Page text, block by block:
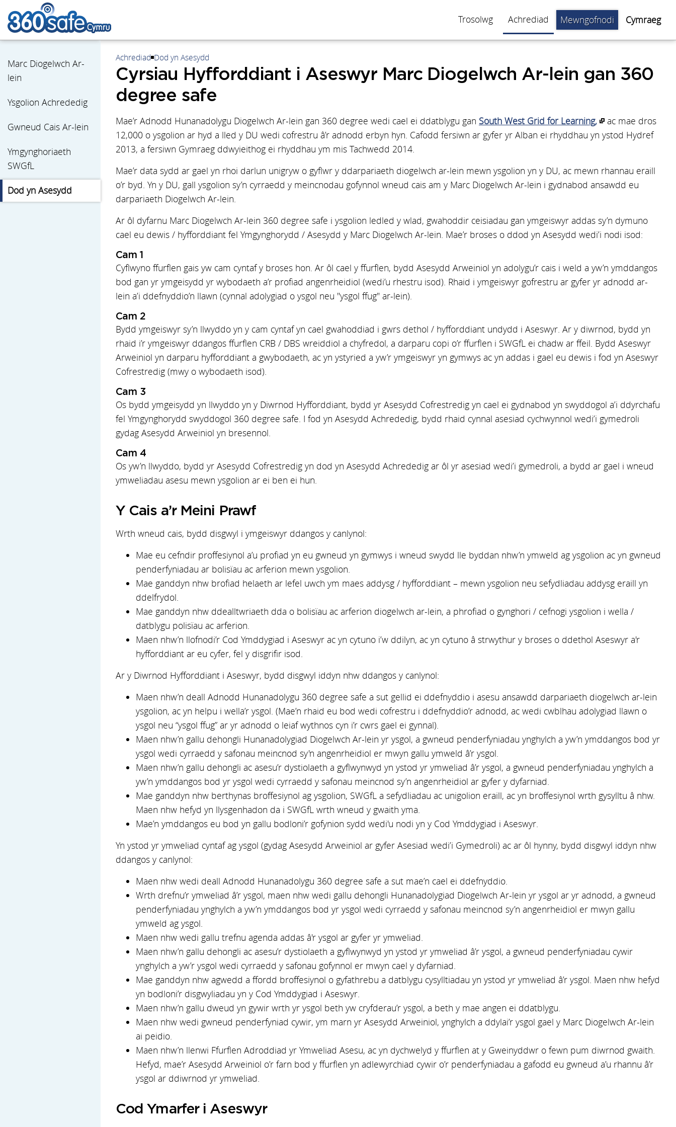
Trosolwg Achrediad Mewngofnodi Cymraeg
Marc Diogelwch Ar-
lein
Ysgolion Achrededig
Gwneud Cais Ar-lein
Ymgynghoriaeth
SWGfL
Dod yn Asesydd
Achrediad Dod yn Asesydd
Cyrsiau Hyfforddiant i Aseswyr Marc Diogelwch Ar-lein gan 360
degree safe
Mae’r Adnodd Hunanadolygu Diogelwch Ar-lein gan 360 degree wedi cael ei ddatblygu gan South West Grid for Learning,
ac mae dros
12,000 o ysgolion ar hyd a lled y DU wedi cofrestru â’r adnodd erbyn hyn. Cafodd fersiwn ar gyfer yr Alban ei rhyddhau yn ystod Hydref
2013, a fersiwn Gymraeg ddwyieithog ei rhyddhau ym mis Tachwedd 2014.
Mae’r data sydd ar gael yn rhoi darlun unigryw o gyflwr y ddarpariaeth diogelwch ar-lein mewn ysgolion yn y DU, ac mewn rhannau eraill
o’r byd. Yn y DU, gall ysgolion sy’n cyrraedd y meincnodau gofynnol wneud cais am y Marc Diogelwch Ar-lein i gydnabod ansawdd eu
darpariaeth Diogelwch Ar-lein.
Ar ôl dyfarnu Marc Diogelwch Ar-lein 360 degree safe i ysgolion ledled y wlad, gwahoddir ceisiadau gan ymgeiswyr addas sy’n dymuno
cael eu dewis / hyfforddiant fel Ymgynghorydd / Asesydd y Marc Diogelwch Ar-lein. Mae’r broses o ddod yn Asesydd wedi’i nodi isod:
Cam 1
Cyflwyno ffurflen gais yw cam cyntaf y broses hon. Ar ôl cael y ffurflen, bydd Asesydd Arweiniol yn adolygu’r cais i weld a yw’n ymddangos
bod gan yr ymgeisydd yr wybodaeth a’r profiad angenrheidiol (wedi’u rhestru isod). Rhaid i ymgeiswyr gofrestru ar gyfer yr adnodd ar-
lein a’i ddefnyddio’n llawn (cynnal adolygiad o ysgol neu "ysgol ffug" ar-lein).
Cam 2
Bydd ymgeiswyr sy’n llwyddo yn y cam cyntaf yn cael gwahoddiad i gwrs dethol / hyfforddiant undydd i Aseswyr. Ar y diwrnod, bydd yn
rhaid i’r ymgeiswyr ddangos ffurflen CRB / DBS wreiddiol a chyfredol, a darparu copi o’r ffurflen i SWGfL ei chadw ar ffeil. Bydd Aseswyr
Arweiniol yn darparu hyfforddiant a gwybodaeth, ac yn ystyried a yw’r ymgeiswyr yn gymwys ac yn addas i gael eu dewis i fod yn Aseswyr
Cofrestredig (mwy o wybodaeth isod).
Cam 3
Os bydd ymgeisydd yn llwyddo yn y Diwrnod Hyfforddiant, bydd yr Asesydd Cofrestredig yn cael ei gydnabod yn swyddogol a’i ddyrchafu
fel Ymgynghorydd swyddogol 360 degree safe. I fod yn Asesydd Achrededig, bydd rhaid cynnal asesiad cychwynnol wedi’i gymedroli
gydag Asesydd Arweiniol yn bresennol.
Cam 4
Os yw’n llwyddo, bydd yr Asesydd Cofrestredig yn dod yn Asesydd Achrededig ar ôl yr asesiad wedi’i gymedroli, a bydd ar gael i wneud
ymweliadau asesu mewn ysgolion ar ei ben ei hun.
Y Cais a’r Meini Prawf
Wrth wneud cais, bydd disgwyl i ymgeiswyr ddangos y canlynol:
Mae eu cefndir proffesiynol a’u profiad yn eu gwneud yn gymwys i wneud swydd lle byddan nhw’n ymweld ag ysgolion ac yn gwneud
penderfyniadau ar bolisïau ac arferion mewn ysgolion.
Mae ganddyn nhw brofiad helaeth ar lefel uwch ym maes addysg / hyfforddiant – mewn ysgolion neu sefydliadau addysg eraill yn
ddelfrydol.
Mae ganddyn nhw ddealltwriaeth dda o bolisïau ac arferion diogelwch ar-lein, a phrofiad o gynghori / cefnogi ysgolion i wella /
datblygu polisïau ac arferion.
Maen nhw’n llofnodi’r Cod Ymddygiad i Aseswyr ac yn cytuno i’w ddilyn, ac yn cytuno â strwythur y broses o ddethol Aseswyr a'r
hyfforddiant ar eu cyfer, fel y disgrifir isod.
Ar y Diwrnod Hyfforddiant i Aseswyr, bydd disgwyl iddyn nhw ddangos y canlynol:
Maen nhw’n deall Adnodd Hunanadolygu 360 degree safe a sut gellid ei ddefnyddio i asesu ansawdd darpariaeth diogelwch ar-lein
ysgolion, ac yn helpu i wella’r ysgol. (Mae’n rhaid eu bod wedi cofrestru i ddefnyddio’r adnodd, ac wedi cwblhau adolygiad llawn o
ysgol neu “ysgol ffug” ar yr adnodd o leiaf wythnos cyn i’r cwrs gael ei gynnal).
Maen nhw’n gallu dehongli Hunanadolygiad Diogelwch Ar-lein yr ysgol, a gwneud penderfyniadau ynghylch a yw’n ymddangos bod yr
ysgol wedi cyrraedd y safonau meincnod sy'n angenrheidiol er mwyn gallu ymweld â’r ysgol.
Maen nhw’n gallu dehongli ac asesu’r dystiolaeth a gyflwynwyd yn ystod yr ymweliad â’r ysgol, a gwneud penderfyniadau ynghylch a
yw’n ymddangos bod yr ysgol wedi cyrraedd y safonau meincnod sy’n angenrheidiol ar gyfer y dyfarniad.
Mae ganddyn nhw berthynas broffesiynol ag ysgolion, SWGfL a sefydliadau ac unigolion eraill, ac yn broffesiynol wrth gysylltu â nhw.
Maen nhw hefyd yn llysgenhadon da i SWGfL wrth wneud y gwaith yma.
Mae’n ymddangos eu bod yn gallu bodloni’r gofynion sydd wedi'u nodi yn y Cod Ymddygiad i Aseswyr.
Yn ystod yr ymweliad cyntaf ag ysgol (gydag Asesydd Arweiniol ar gyfer Asesiad wedi’i Gymedroli) ac ar ôl hynny, bydd disgwyl iddyn nhw
ddangos y canlynol:
Maen nhw wedi deall Adnodd Hunanadolygu 360 degree safe a sut mae’n cael ei ddefnyddio.
Wrth drefnu’r ymweliad â’r ysgol, maen nhw wedi gallu dehongli Hunanadolygiad Diogelwch Ar-lein yr ysgol ar yr adnodd, a gwneud
penderfyniadau ynghylch a yw’n ymddangos bod yr ysgol wedi cyrraedd y safonau meincnod sy’n angenrheidiol er mwyn gallu
ymweld ag ysgol.
Maen nhw wedi gallu trefnu agenda addas â'r ysgol ar gyfer yr ymweliad.
Maen nhw’n gallu dehongli ac asesu’r dystiolaeth a gyflwynwyd yn ystod yr ymweliad â’r ysgol, a gwneud penderfyniadau cywir
ynghylch a yw’r ysgol wedi cyrraedd y safonau gofynnol er mwyn cael y dyfarniad.
Mae ganddyn nhw agwedd a ffordd broffesiynol o gyfathrebu a datblygu cysylltiadau yn ystod yr ymweliad â’r ysgol. Maen nhw hefyd
yn bodloni’r disgwyliadau yn y Cod Ymddygiad i Aseswyr.
Maen nhw’n gallu dweud yn gywir wrth yr ysgol beth yw cryfderau’r ysgol, a beth y mae angen ei ddatblygu.
Maen nhw wedi gwneud penderfyniad cywir, ym marn yr Asesydd Arweiniol, ynghylch a ddylai’r ysgol gael y Marc Diogelwch Ar-lein
ai peidio.
Maen nhw’n llenwi Ffurflen Adroddiad yr Ymweliad Asesu, ac yn dychwelyd y ffurflen at y Gweinyddwr o fewn pum diwrnod gwaith.
Hefyd, mae’r Asesydd Arweiniol o’r farn bod y ffurflen yn adlewyrchiad cywir o’r penderfyniadau a gafodd eu gwneud a’u rhannu â’r
ysgol ar ddiwrnod yr ymweliad.
Cod Ymarfer i Aseswyr